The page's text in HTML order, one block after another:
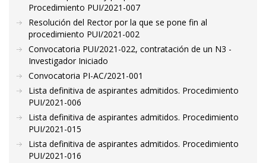
Procedimiento PUI/2021-007
Resolución del Rector por la que se pone fin al
procedimiento PUI/2021-002
Convocatoria PUI/2021-022, contratación de un N3 -
Investigador Iniciado
Convocatoria PI-AC/2021-001
Lista definitiva de aspirantes admitidos. Procedimiento
PUI/2021-006
Lista definitiva de aspirantes admitidos. Procedimiento
PUI/2021-015
Lista definitiva de aspirantes admitidos. Procedimiento
PUI/2021-016